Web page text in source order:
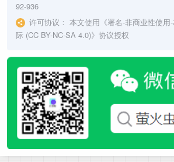
92-936
许可协议： 本文使用《署名-非商业性使用
际 (CC BY-NC-SA 4.0)》协议授权